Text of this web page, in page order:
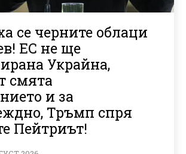
се черните облаци
ЕС не ще
Украйна,
смята
и за
Тръмп спря
Пейтриът!